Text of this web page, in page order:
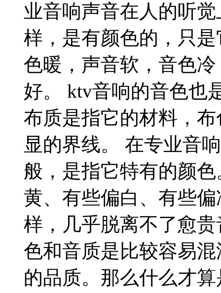
业音响声音在人的听
样，是有颜色的，只
色暖，声音软，音色
好。 ktv音响的音色也
布质是指它的材料，
显的界线。 在专业音
般，是指它特有的颜
黄、有些偏白、有些
样，几乎脱离不了愈
色和音质是比较容易
的品质。那么什么才